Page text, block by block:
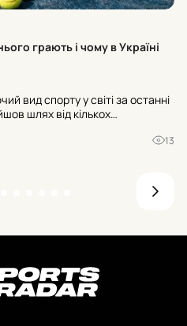
грають і чому в Україні
вид спорту у світі за останні
шлях від кількох
має перевищити триста. Р...13